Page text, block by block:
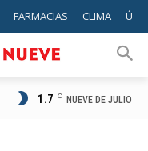
FARMACIAS CLIMA
1.7 C NUEVE DE JULIO